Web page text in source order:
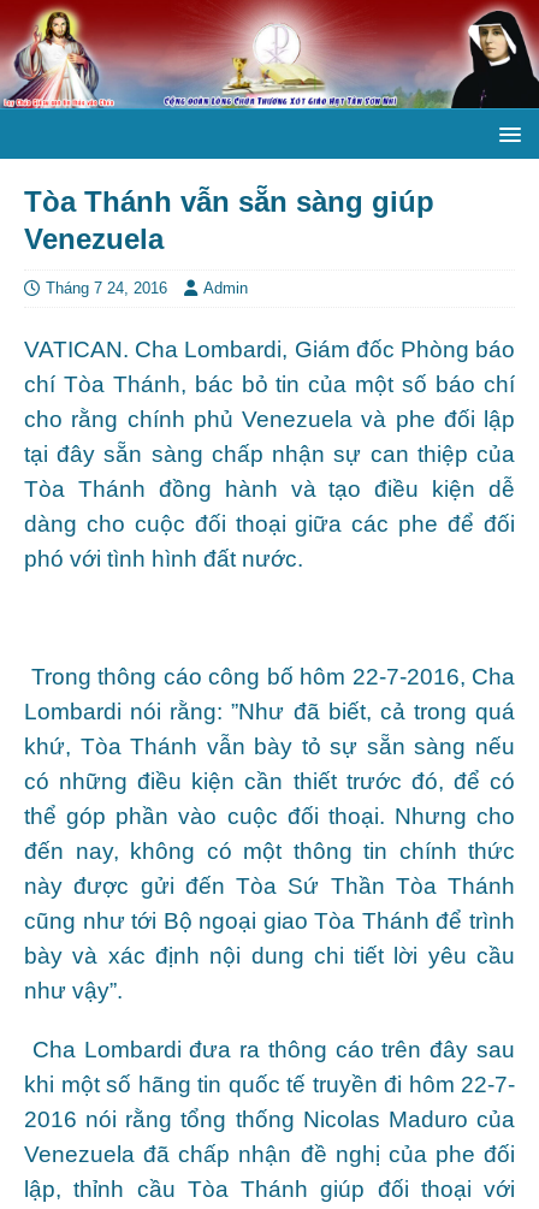
Tòa Thánh vẫn sẵn sàng giúp
Venezuela
Tháng 7 24, 2016 Admin
VATICAN. Cha Lombardi, Giám đốc Phòng báo
chí Tòa Thánh, bác bỏ tin của một số báo chí
cho rằng chính phủ Venezuela và phe đối lập
tại đây sẵn sàng chấp nhận sự can thiệp của
Tòa Thánh đồng hành và tạo điều kiện dễ
dàng cho cuộc đối thoại giữa các phe để đối
phó với tình hình đất nước.
Trong thông cáo công bố hôm 22-7-2016, Cha
Lombardi nói rằng: ”Như đã biết, cả trong quá
khứ, Tòa Thánh vẫn bày tỏ sự sẵn sàng nếu
có những điều kiện cần thiết trước đó, để có
thể góp phần vào cuộc đối thoại. Nhưng cho
đến nay, không có một thông tin chính thức
này được gửi đến Tòa Sứ Thần Tòa Thánh
cũng như tới Bộ ngoại giao Tòa Thánh để trình
bày và xác định nội dung chi tiết lời yêu cầu
như vậy”.
Cha Lombardi đưa ra thông cáo trên đây sau
khi một số hãng tin quốc tế truyền đi hôm 22-7-
2016 nói rằng tổng thống Nicolas Maduro của
Venezuela đã chấp nhận đề nghị của phe đối
lập, thỉnh cầu Tòa Thánh giúp đối thoại với